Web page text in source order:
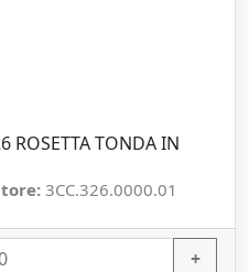
ROSETTA TONDA IN
3CC.326.0000.01
+